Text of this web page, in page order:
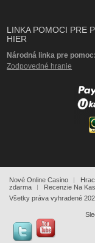
LINKA POMOCI PRE
HIER
Národná linka pre
Zodpovedné hranie
Nové Online Casino
zdarma
Recenzie Na
Všetky práva vyhradené